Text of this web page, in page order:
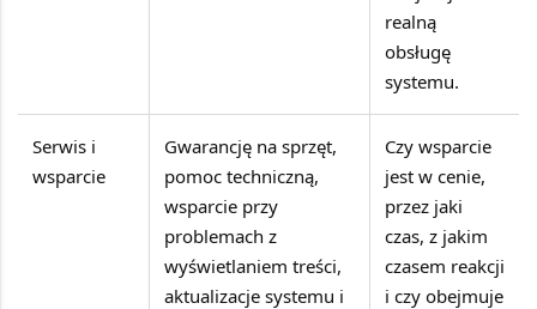
realną
obsługę
systemu.
Serwis i
wsparcie
Gwarancję na sprzęt,
pomoc techniczną,
wsparcie przy
problemach z
wyświetlaniem treści,
aktualizacje systemu i
Czy wsparcie
jest w cenie,
przez jaki
czas, z jakim
czasem reakcji
i czy obejmuje